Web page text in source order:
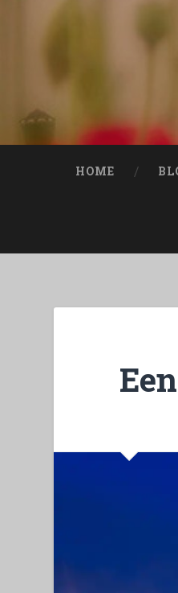
HOME